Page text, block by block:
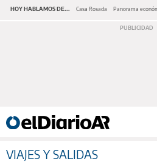
HOY HABLAMOS DE... Casa Rosada Panorama
VIAJES Y SALIDAS